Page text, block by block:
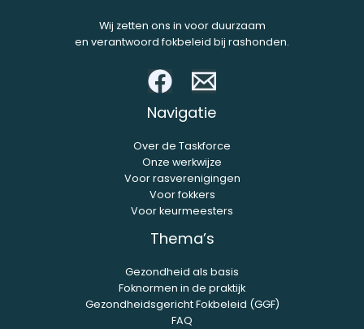
Wij zetten ons in voor duurzaam
en verantwoord fokbeleid bij rashonden.
Navigatie
Over de Taskforce
Onze werkwijze
Voor rasverenigingen
Voor fokkers
Voor keurmeesters
Thema’s
Gezondheid als basis
Foknormen in de praktijk
Gezondheidsgericht Fokbeleid (GGF)
FAQ